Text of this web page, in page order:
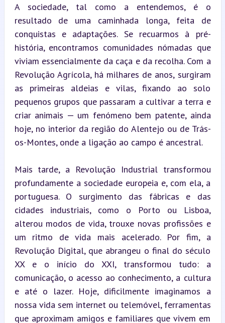
A sociedade, tal como a entendemos, é o
resultado de uma caminhada longa, feita de
conquistas e adaptações. Se recuarmos à pré-
história, encontramos comunidades nómadas que
viviam essencialmente da caça e da recolha. Com a
Revolução Agrícola, há milhares de anos, surgiram
as primeiras aldeias e vilas, fixando ao solo
pequenos grupos que passaram a cultivar a terra e
criar animais — um fenómeno bem patente, ainda
hoje, no interior da região do Alentejo ou de Trás-
os-Montes, onde a ligação ao campo é ancestral.
Mais tarde, a Revolução Industrial transformou
profundamente a sociedade europeia e, com ela, a
portuguesa. O surgimento das fábricas e das
cidades industriais, como o Porto ou Lisboa,
alterou modos de vida, trouxe novas profissões e
um ritmo de vida mais acelerado. Por fim, a
Revolução Digital, que abrangeu o final do século
XX e o início do XXI, transformou tudo: a
comunicação, o acesso ao conhecimento, a cultura
e até o lazer. Hoje, dificilmente imaginamos a
nossa vida sem internet ou telemóvel, ferramentas
que aproximam amigos e familiares que vivem em